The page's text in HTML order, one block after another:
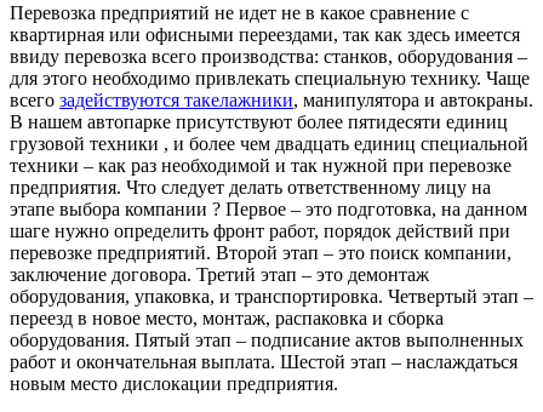
Перевозка предприятий не идет не в какое сравнение с
квартирная или офисными переездами, так как здесь имеется
ввиду перевозка всего производства: станков, оборудования –
для этого необходимо привлекать специальную технику. Чаще
всего задействуются такелажники, манипулятора и автокраны.
В нашем автопарке присутствуют более пятидесяти единиц
грузовой техники , и более чем двадцать единиц специальной
техники – как раз необходимой и так нужной при перевозке
предприятия. Что следует делать ответственному лицу на
этапе выбора компании ? Первое – это подготовка, на данном
шаге нужно определить фронт работ, порядок действий при
перевозке предприятий. Второй этап – это поиск компании,
заключение договора. Третий этап – это демонтаж
оборудования, упаковка, и транспортировка. Четвертый этап –
переезд в новое место, монтаж, распаковка и сборка
оборудования. Пятый этап – подписание актов выполненных
работ и окончательная выплата. Шестой этап – наслаждаться
новым место дислокации предприятия.